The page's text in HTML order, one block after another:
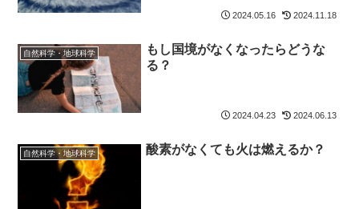
2024.05.16 2024.11.18
自然科学・地球科学
もし国境がなくなったらどうな
る？
2024.04.23 2024.06.13
自然科学・地球科学 酸素がなくても火は燃えるか？